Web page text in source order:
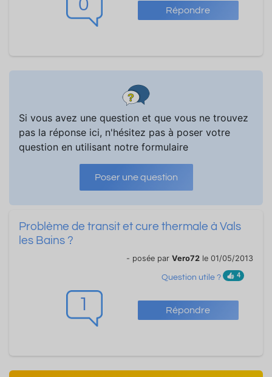
0 Répondre
Si vous avez une question et que vous ne trouvez
pas la réponse ici, n'hésitez pas à poser votre
question en utilisant notre formulaire
Poser une question
1 Répondre
Problème de transit et cure thermale à Vals
les Bains ?
- posée par Vero72 le 01/05/2013
Question utile ? 4